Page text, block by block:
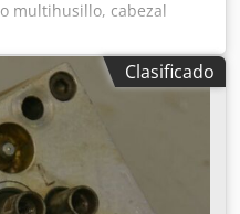
multihusillo, cabezal
de múltiples husillos
espigas, taladradora
-Cantidad: máx. 19
alterna, en sentido
brocas: 32 mm -
disponibles -Precio:
-Dimensiones:
Clasificado